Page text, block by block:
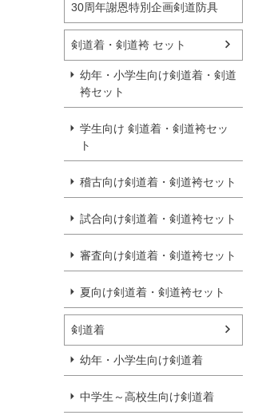
30周年謝恩特別企画剣道防具
剣道着・剣道袴 セット
幼年・小学生向け剣道着・剣道
袴セット
学生向け 剣道着・剣道袴セッ
ト
稽古向け剣道着・剣道袴セット
試合向け剣道着・剣道袴セット
審査向け剣道着・剣道袴セット
夏向け剣道着・剣道袴セット
剣道着
幼年・小学生向け剣道着
中学生～高校生向け剣道着